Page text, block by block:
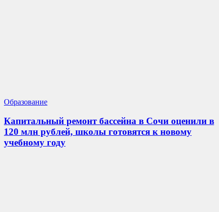
Образование
Капитальный ремонт бассейна в Сочи оценили в
120 млн рублей, школы готовятся к новому
учебному году